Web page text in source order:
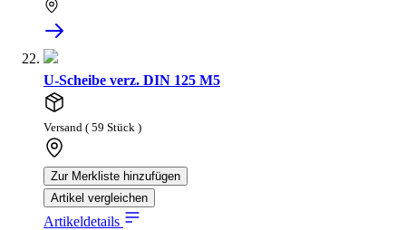
U-Scheibe verz. DIN 125 M5
Versand ( 59 Stück )
Zur Merkliste hinzufügen
Artikel vergleichen
Artikeldetails